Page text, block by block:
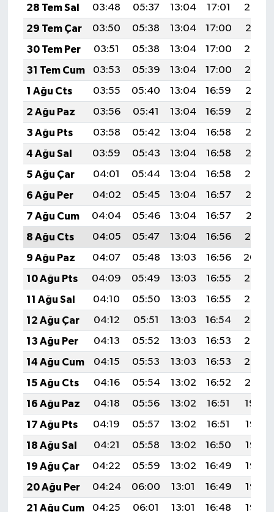
28 Tem Sal
03:48 05:37 13:04 17:01
20:22
29 Tem Çar
03:50 05:38 13:04 17:00
20:21
30 Tem Per
03:51 05:38 13:04 17:00
20:20
31 Tem Cum
03:53 05:39 13:04 17:00
20:19
1 Ağu Cts
03:55 05:40 13:04 16:59
20:18
2 Ağu Paz
03:56 05:41 13:04 16:59
20:17
3 Ağu Pts
03:58 05:42 13:04 16:58
20:16
4 Ağu Sal
03:59 05:43 13:04 16:58
20:15
5 Ağu Çar
04:01 05:44 13:04 16:58
20:14
6 Ağu Per
04:02 05:45 13:04 16:57
20:12
7 Ağu Cum
04:04 05:46 13:04 16:57
20:11
8 Ağu Cts
04:05 05:47 13:04 16:56
20:10
9 Ağu Paz
04:07 05:48 13:03 16:56
20:09
10 Ağu Pts
04:09 05:49 13:03 16:55
20:07
11 Ağu Sal
04:10 05:50 13:03 16:55
20:06
12 Ağu Çar
04:12 05:51 13:03 16:54
20:05
13 Ağu Per
04:13 05:52 13:03 16:53
20:03
14 Ağu Cum
04:15 05:53 13:03 16:53
20:02
15 Ağu Cts
04:16 05:54 13:02 16:52
20:01
16 Ağu Paz
04:18 05:56 13:02 16:51
19:59
17 Ağu Pts
04:19 05:57 13:02 16:51
19:58
18 Ağu Sal
04:21 05:58 13:02 16:50
19:56
19 Ağu Çar
04:22 05:59 13:02 16:49
19:55
20 Ağu Per
04:24 06:00 13:01 16:49
19:53
21 Ağu Cum
04:25 06:01 13:01 16:48
19:52